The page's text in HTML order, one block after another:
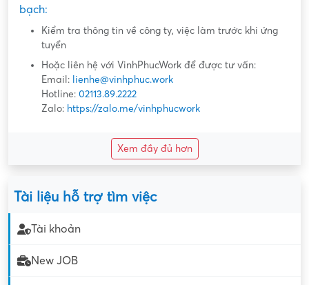
bạch:
Kiểm tra thông tin về công ty, việc làm trước khi ứng
tuyển
Hoặc liên hệ với VinhPhucWork để được tư vấn:
Email: lienhe@vinhphuc.work
Hotline: 02113.89.2222
Zalo: https://zalo.me/vinhphucwork
Xem đầy đủ hơn
Tài liệu hỗ trợ tìm việc
Tài khoản
New JOB